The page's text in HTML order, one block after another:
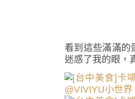
看到這些滿滿的
迷惑了我的眼，